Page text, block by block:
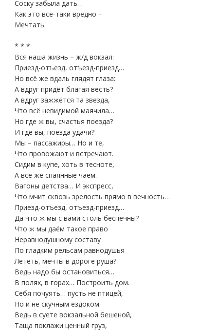
Соску забыла дать…
Как это всё-таки вредно –
Мечтать.
* * *
Вся наша жизнь – ж/д вокзал:
Приезд-отъезд, отъезд-приезд…
Но всё же вдаль глядят глаза:
А вдруг придёт благая весть?
А вдруг зажжётся та звезда,
Что всё невидимой маячила…
Но где ж вы, счастья поезда?
И где вы, поезда удачи?
Мы – пассажиры… Но и те,
Что провожают и встречают.
Сидим в купе, хоть в тесноте,
А всё же спаянные чаем.
Вагоны детства… И экспресс,
Что мчит сквозь зрелость прямо в вечность…
Приезд-отъезд, отъезд-приезд…
Да что ж мы с вами столь беспечны?
Что ж мы даём такое право
Неравнодушному составу
По гладким рельсам равнодушья
Лететь, мечты в дороге руша?
Ведь надо бы остановиться…
В полях, в горах… Построить дом.
Себя почуять… пусть не птицей,
Но и не скучным ездоком.
Ведь в суете вокзальной бешеной,
Таща поклажи ценный груз,